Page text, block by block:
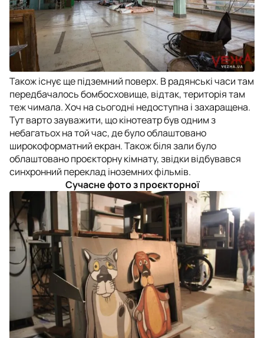
Також існує ще підземний поверх. В радянські часи там
передбачалось бомбосховище, відтак, територія там
теж чимала. Хоч на сьогодні недоступна і захаращена.
Тут варто зауважити, що кінотеатр був одним з
небагатьох на той час, де було облаштовано
широкоформатний екран. Також біля зали було
облаштовано проєкторну кімнату, звідки відбувався
синхронний переклад іноземних фільмів.
Сучасне фото з проєкторної